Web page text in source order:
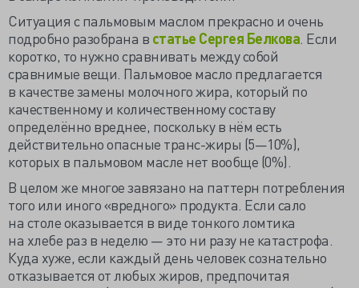
Ситуация с пальмовым маслом прекрасно и очень
подробно разобрана в статье Сергея Белкова . Если
коротко, то нужно сравнивать между собой
сравнимые вещи. Пальмовое масло предлагается
в качестве замены молочного жира, который по
качественному и количественному составу
определённо вреднее, поскольку в нём есть
действительно опасные транс-жиры (5—10%),
которых в пальмовом масле нет вообще (0%).
В целом же многое завязано на паттерн потребления
того или иного «вредного» продукта. Если сало
на столе оказывается в виде тонкого ломтика
на хлебе раз в неделю — это ни разу не катастрофа.
Куда хуже, если каждый день человек сознательно
отказывается от любых жиров, предпочитая